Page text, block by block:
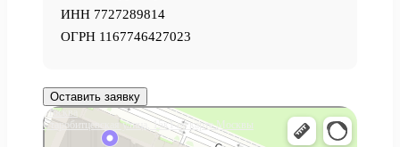
ИНН 7727289814
ОГРН 1167746427023
Оставить заявку
Москва
Старобитцевская улица, 15к1 на карте Москвы